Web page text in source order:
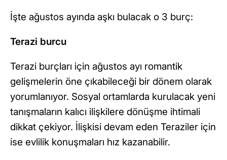
İşte ağustos ayında aşkı bulacak o 3 burç:
Terazi burcu
Terazi burçları için ağustos ayı romantik
gelişmelerin öne çıkabileceği bir dönem olarak
yorumlanıyor. Sosyal ortamlarda kurulacak yeni
tanışmaların kalıcı ilişkilere dönüşme ihtimali
dikkat çekiyor. İlişkisi devam eden Teraziler için
ise evlilik konuşmaları hız kazanabilir.